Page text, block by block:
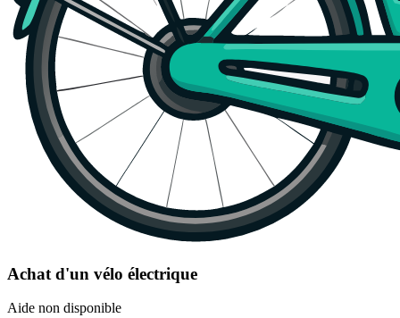
Achat d'un vélo électrique
Aide non disponible